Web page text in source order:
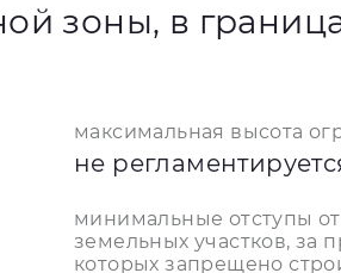
зоны, в
максимальная высота
не
минимальные отступы
земельных участков, за
которых запрещено